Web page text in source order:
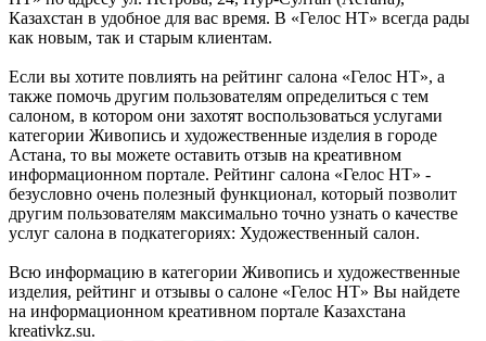
Казахстан в удобное для вас время. В «Гелос НТ» всегда рады
как новым, так и старым клиентам.
Если вы хотите повлиять на рейтинг салона «Гелос НТ», а
также помочь другим пользователям определиться с тем
салоном, в котором они захотят воспользоваться услугами
категории Живопись и художественные изделия в городе
Астана, то вы можете оставить отзыв на креативном
информационном портале. Рейтинг салона «Гелос НТ» -
безусловно очень полезный функционал, который позволит
другим пользователям максимально точно узнать о качестве
услуг салона в подкатегориях: Художественный салон.
Всю информацию в категории Живопись и художественные
изделия, рейтинг и отзывы о салоне «Гелос НТ» Вы найдете
на информационном креативном портале Казахстана
kreativkz.su.